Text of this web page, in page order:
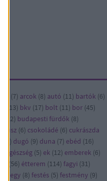
(7) arcok (8) autó (11) bartók (6)
13) bkv (17) bolt (11) bor (45)
122) budapesti fürdők (8)
cirkusz (6) csokoládé (6) cukrászda
) dugó (9) duna (7) ebéd (16)
egészség (5) ek (12) emberek (6)
(56) étterem (114) fagyi (31)
ferihegy (8) festés (5) festmény (9)